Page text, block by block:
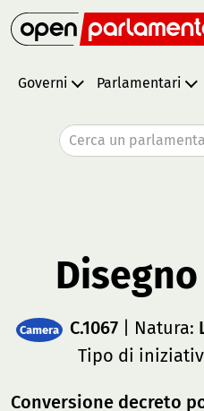
Governi Parlamentari
Cerca un
Camera C.1067| Natura:
Tipo di
Conversione decreto